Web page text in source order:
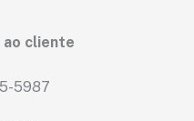
cliente
5987